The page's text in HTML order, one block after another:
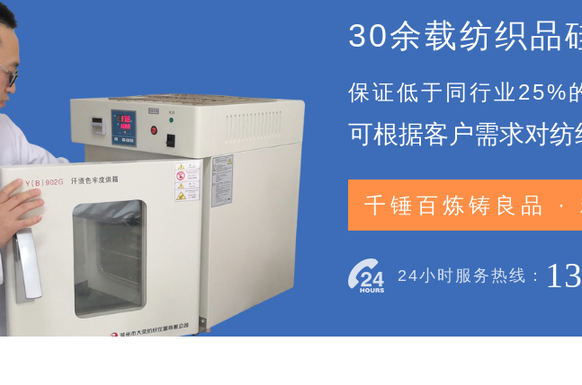
30余载纺织品
保证低于同行业25%
可根据客户需求对
千锤百炼铸良品 ·
24小时服务热线：